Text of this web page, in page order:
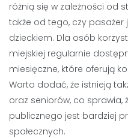
różnią się w zależności od
także od tego, czy pasażer
dzieckiem. Dla osób
miejskiej regularnie
miesięczne, które oferują
Warto dodać, że istnieją
oraz seniorów, co sprawia,
publicznego jest bardziej
społecznych.